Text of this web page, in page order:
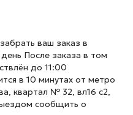
ваш заказ в
После заказа в том
до 11:00
в 10 минутах от метро
квартал № 32, вл16 с2,
сообщить о